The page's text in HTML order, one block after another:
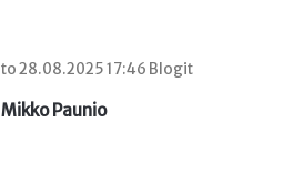
to 28.08.2025 17:46 Blogit
Mikko Paunio